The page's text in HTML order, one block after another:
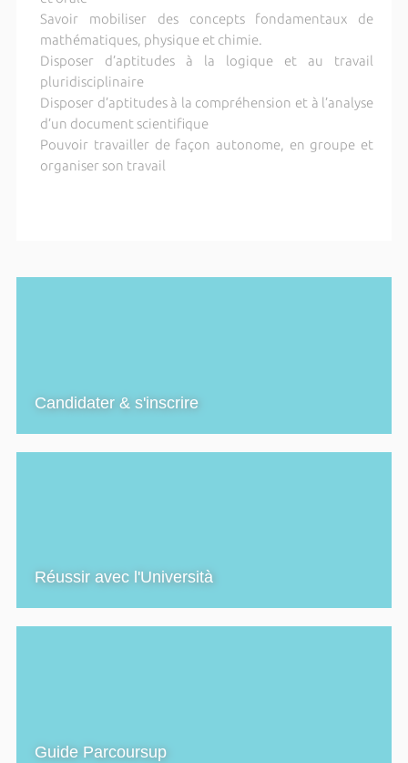
Savoir mobiliser des concepts fondamentaux de
mathématiques, physique et chimie.
Disposer d’aptitudes à la logique et au travail
pluridisciplinaire
Disposer d’aptitudes à la compréhension et à l’analyse
d’un document scientifique
Pouvoir travailler de façon autonome, en groupe et
organiser son travail
Candidater & s'inscrire
Réussir avec l'Università
Guide Parcoursup